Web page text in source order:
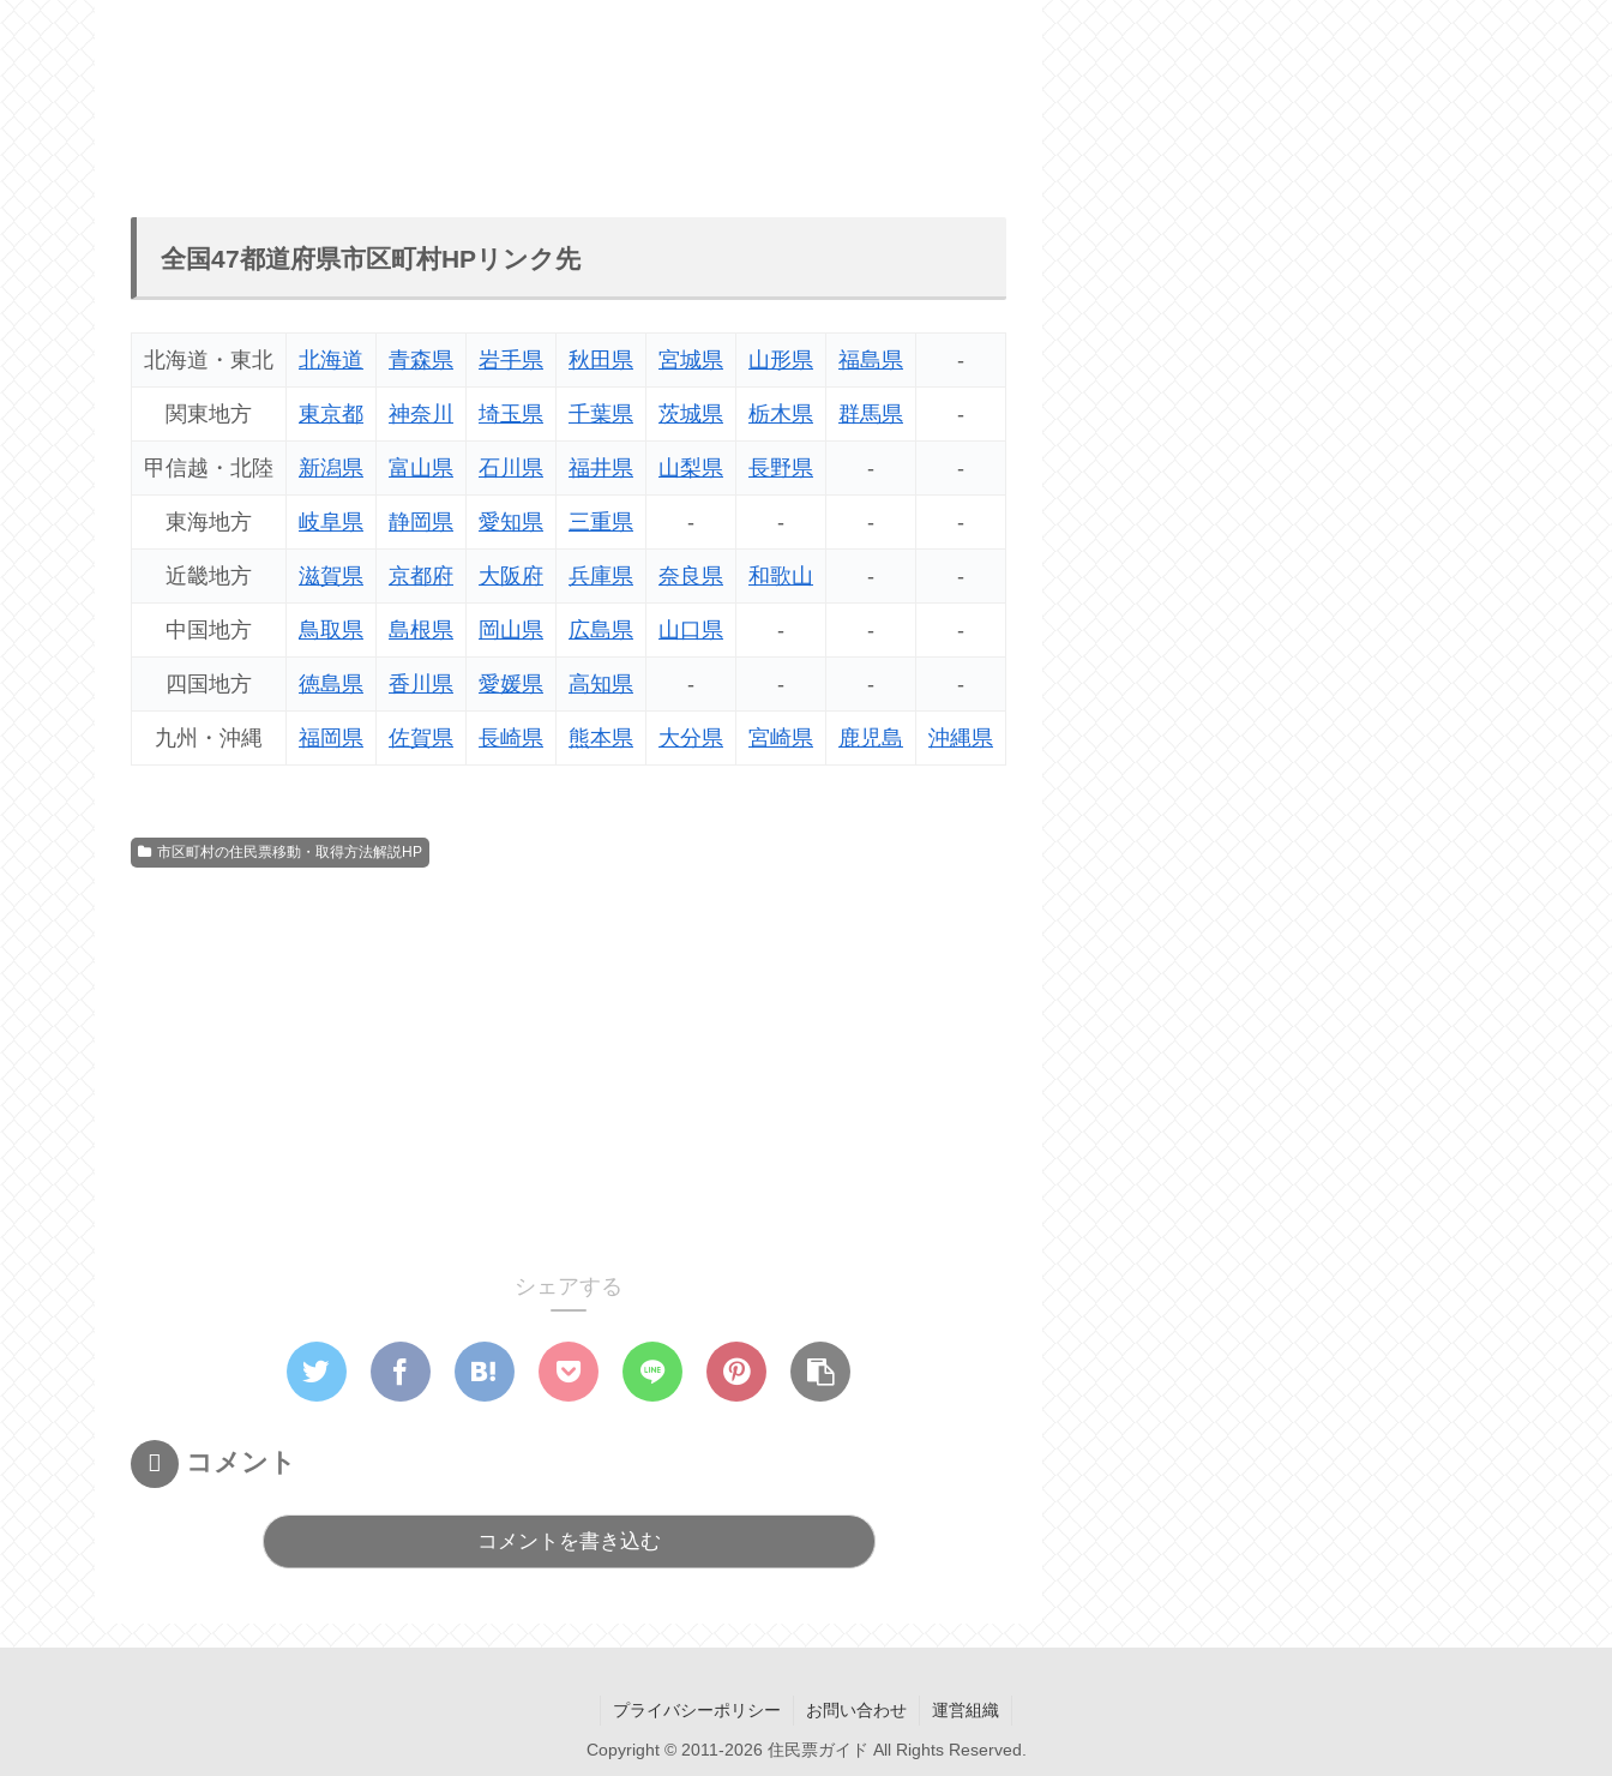
全国47都道府県市区町村HPリンク先
北海道・東北 北海道 青森県 岩手県 秋田県 宮城県 山形県 福島県 -
関東地方 東京都 神奈川 埼玉県 千葉県 茨城県 栃木県 群馬県 -
甲信越・北陸 新潟県 富山県 石川県 福井県 山梨県 長野県 - -
東海地方 岐阜県 静岡県 愛知県 三重県 - - - -
近畿地方 滋賀県 京都府 大阪府 兵庫県 奈良県 和歌山 - -
中国地方 鳥取県 島根県 岡山県 広島県 山口県 - - -
四国地方 徳島県 香川県 愛媛県 高知県 - - - -
九州・沖縄 福岡県 佐賀県 長崎県 熊本県 大分県 宮崎県 鹿児島 沖縄県
市区町村の住民票移動・取得方法解説HP
シェアする
コメント
コメントを書き込む
プライバシーポリシー お問い合わせ 運営組織
Copyright © 2011-2026 住民票ガイド All Rights Reserved.